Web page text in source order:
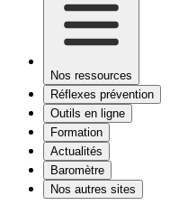
Nos ressources
Réflexes prévention
Outils en ligne
Formation
Actualités
Baromètre
Nos autres sites